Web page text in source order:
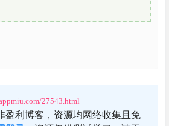
27543.html
盈利博客，资源均网络收集且免